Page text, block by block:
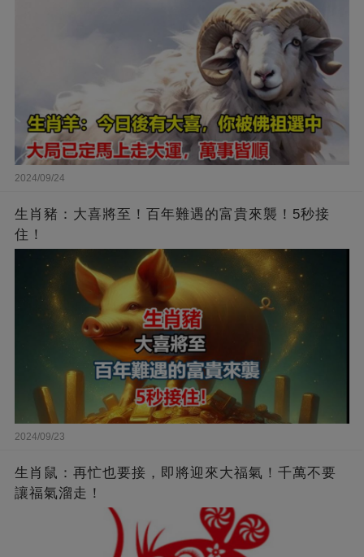
2024/09/24
生肖豬：大喜將至！百年難遇的富貴來襲！5秒接
住！
2024/09/23
生肖鼠：再忙也要接，即將迎來大福氣！千萬不要
讓福氣溜走！